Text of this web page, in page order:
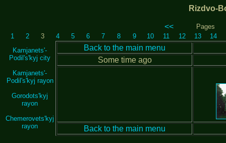
Rizdvo-
<<
Pages
1
2 3 4 5 6 7 8 9 10 11 12 13 14
Kamjanets'-
Podil's'kyj city
Kamjanets'-
Podil's'kyj rayon
Gorodots'kyj
rayon
Chemerovets'kyj
rayon
Back to the main menu
Some time ago
Back to the main menu